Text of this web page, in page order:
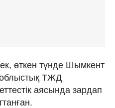
өткен түнде Шымкент
ТЖД
аясында зардап